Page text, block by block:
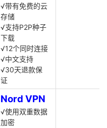
√带有免费的云
存储
√支持P2P种子
下载
√12个同时连接
√中文支持
√30天退款保
证
Nord VPN
√使用双重数据
加密